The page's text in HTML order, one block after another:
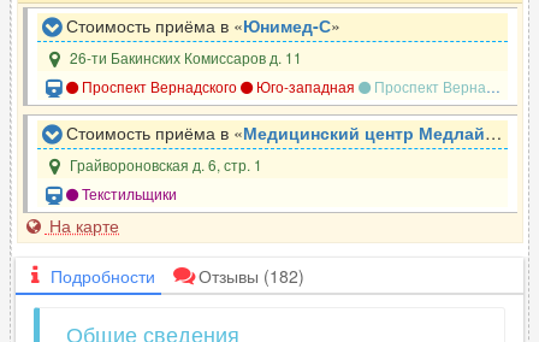
Стоимость приёма в «Юнимед-С»
26-ти Бакинских Комиссаров д. 11
Проспект Вернадского
Юго-западная Проспект Вернадского
Стоимость приёма в «Медицинский центр Медлайн-Сервис
Грайвороновская д. 6, стр. 1
Текстильщики
На карте
Подробности Отзывы (182)
Общие сведения